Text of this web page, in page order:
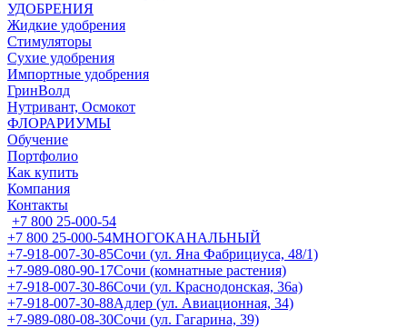
УДОБРЕНИЯ
Жидкие удобрения
Стимуляторы
Сухие удобрения
Импортные удобрения
ГринВолд
Нутривант, Осмокот
ФЛОРАРИУМЫ
Обучение
Портфолио
Как купить
Компания
Контакты
+7 800 25-000-54
+7 800 25-000-54МНОГОКАНАЛЬНЫЙ
+7-918-007-30-85Сочи (ул. Яна Фабрициуса, 48/1)
+7-989-080-90-17Сочи (комнатные растения)
+7-918-007-30-86Сочи (ул. Краснодонская, 36а)
+7-918-007-30-88Адлер (ул. Авиационная, 34)
+7-989-080-08-30Сочи (ул. Гагарина, 39)